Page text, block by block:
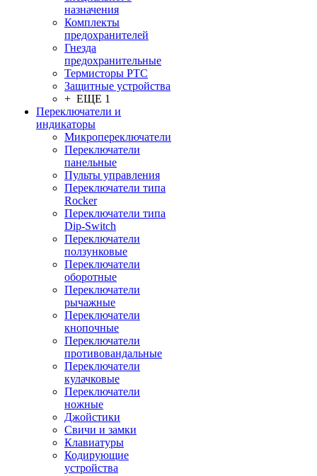
назначения
Комплекты
предохранителей
Гнезда
предохранительные
Термисторы PTC
Защитные устройства
+ ЕЩЕ 1
Переключатели и
индикаторы
Микропереключатели
Переключатели
панельные
Пульты управления
Переключатели типа
Rocker
Переключатели типа
Dip-Switch
Переключатели
ползунковые
Переключатели
оборотные
Переключатели
рычажные
Переключатели
кнопочные
Переключатели
противовандальные
Переключатели
кулачковые
Переключатели
ножные
Джойстики
Свичи и замки
Клавиатуры
Кодирующие
устройства